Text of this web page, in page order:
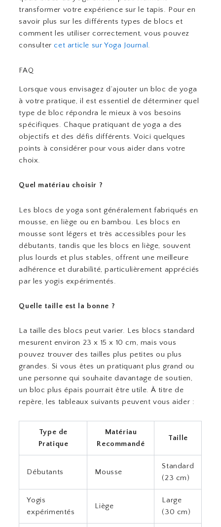
transformer votre expérience sur le tapis. Pour en
savoir plus sur les différents types de blocs et
comment les utiliser correctement, vous pouvez
consultercet article sur Yoga Journal .
FAQ
Lorsque vous envisagez d’ajouter un bloc de yoga
à votre pratique, il est essentiel de déterminer quel
type de bloc répondra le mieux à vos besoins
spécifiques. Chaque pratiquant de yoga a des
objectifs et des défis différents. Voici quelques
points à considérer pour vous aider dans votre
choix.
Quel matériau choisir ?
Les blocs de yoga sont généralement fabriqués en
mousse, en liège ou en bambou. Les blocs en
mousse sont légers et très accessibles pour les
débutants, tandis que les blocs en liège, souvent
plus lourds et plus stables, offrent une meilleure
adhérence et durabilité, particulièrement appréciés
par les yogis expérimentés.
Quelle taille est la bonne ?
La taille des blocs peut varier. Les blocs standard
mesurent environ 23 x 15 x 10 cm, mais vous
pouvez trouver des tailles plus petites ou plus
grandes. Si vous êtes un pratiquant plus grand ou
une personne qui souhaite davantage de soutien,
un bloc plus épais pourrait être utile. À titre de
repère, les tableaux suivants peuvent vous aider :
Type de
Pratique
Matériau
Recommandé
Taille
Débutants Mousse
Standard
(23 cm)
Yogis
expérimentés
Liège
Large
(30 cm)